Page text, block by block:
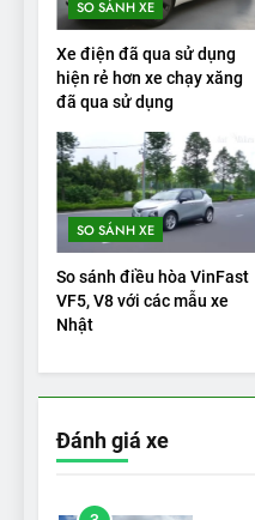
SO SÁNH XE
Xe điện đã qua sử dụng
hiện rẻ hơn xe chạy xăng
đã qua sử dụng
SO SÁNH XE
So sánh điều hòa VinFast
VF5, V8 với các mẫu xe
Nhật
Đánh giá xe
20
1
Xe
nêu